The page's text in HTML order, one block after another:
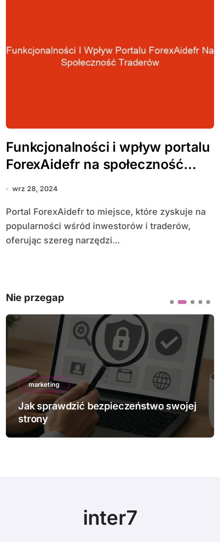
Funkcjonalności i wpływ portalu
ForexAidefr na społeczność
traderów
wrz 28, 2024
Portal ForexAidefr to miejsce, które zyskuje na
popularności wśród inwestorów i traderów,
oferując szereg narzędzi...
Nie przegap
marketing
Jak sprawdzić bezpieczeństwo swojej
strony
inter7